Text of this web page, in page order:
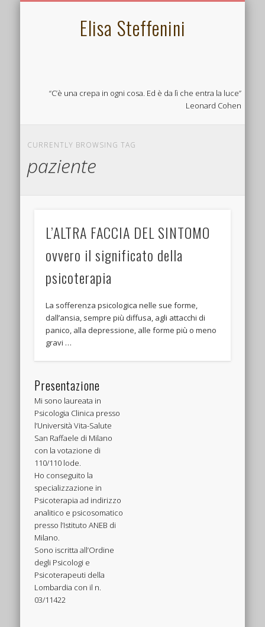
Elisa Steffenini
“C’è una crepa in ogni cosa. Ed è da lì che entra la luce”
Leonard Cohen
CURRENTLY BROWSING TAG
paziente
L’ALTRA FACCIA DEL SINTOMO
ovvero il significato della
psicoterapia
La sofferenza psicologica nelle sue forme,
dall’ansia, sempre più diffusa, agli attacchi di
panico, alla depressione, alle forme più o meno
gravi …
Presentazione
Mi sono laureata in
Psicologia Clinica presso
l’Università Vita-Salute
San Raffaele di Milano
con la votazione di
110/110 lode.
Ho conseguito la
specializzazione in
Psicoterapia ad indirizzo
analitico e psicosomatico
presso l’Istituto ANEB di
Milano.
Sono iscritta all’Ordine
degli Psicologi e
Psicoterapeuti della
Lombardia con il n.
03/11422